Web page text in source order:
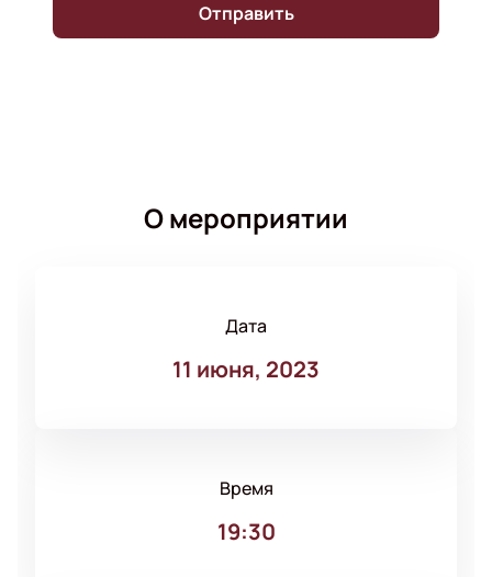
Отправить
О мероприятии
Дата
11 июня, 2023
Время
19:30